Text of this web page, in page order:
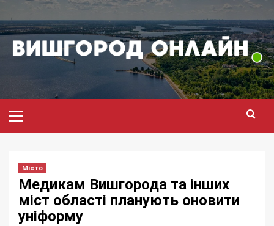
до
вмісту
меню
Місто
Медикам Вишгорода та інших
міст області планують оновити
уніформу